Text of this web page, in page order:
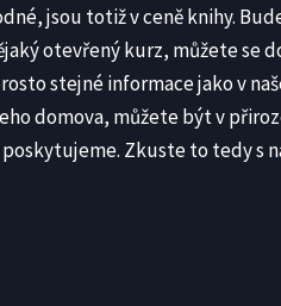
jsou totiž v ceně knihy.
otevřený kurz, můžete se
stejné informace jako v
domova, můžete být v
Zkuste to tedy s